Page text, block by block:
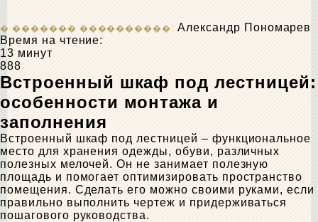
Александр Пономарев
Время на чтение:
13 минут
888
Встроенный шкаф под лестницей:
особенности монтажа и
заполнения
Встроенный шкаф под лестницей – функциональное
место для хранения одежды, обуви, различных
полезных мелочей. Он не занимает полезную
площадь и помогает оптимизировать пространство
помещения. Сделать его можно своими руками, если
правильно выполнить чертеж и придерживаться
пошагового руководства.